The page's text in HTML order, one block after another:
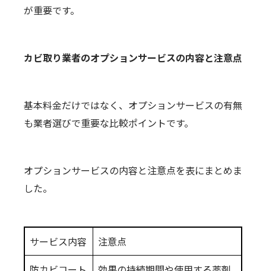
が重要です。
カビ取り業者のオプションサービスの内容と注意点
基本料金だけではなく、オプションサービスの有無
も業者選びで重要な比較ポイントです。
オプションサービスの内容と注意点を表にまとめま
した。
サービス内容
注意点